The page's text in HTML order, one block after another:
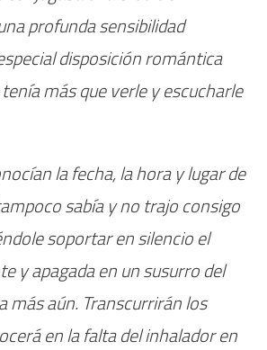
profunda sensibilidad
disposición romántica
más que verle y escucharle
la fecha, la hora y lugar de
sabía y no trajo consigo
soportar en silencio el
y apagada en un susurro del
más aún. Transcurrirán los
en la falta del inhalador en